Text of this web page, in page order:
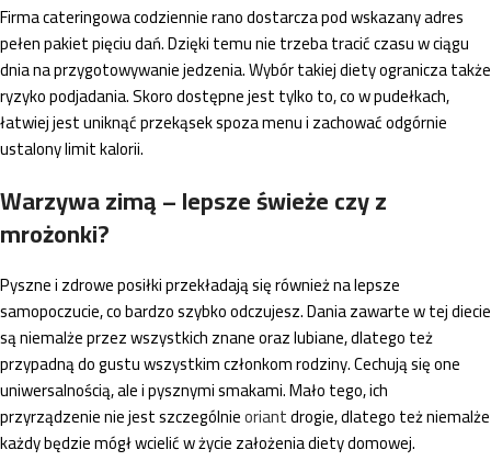
Firma cateringowa codziennie rano dostarcza pod wskazany adres
pełen pakiet pięciu dań. Dzięki temu nie trzeba tracić czasu w ciągu
dnia na przygotowywanie jedzenia. Wybór takiej diety ogranicza także
ryzyko podjadania. Skoro dostępne jest tylko to, co w pudełkach,
łatwiej jest uniknąć przekąsek spoza menu i zachować odgórnie
ustalony limit kalorii.
Warzywa zimą – lepsze świeże czy z
mrożonki?
Pyszne i zdrowe posiłki przekładają się również na lepsze
samopoczucie, co bardzo szybko odczujesz. Dania zawarte w tej diecie
są niemalże przez wszystkich znane oraz lubiane, dlatego też
przypadną do gustu wszystkim członkom rodziny. Cechują się one
uniwersalnością, ale i pysznymi smakami. Mało tego, ich
przyrządzenie nie jest szczególnieoriantdrogie, dlatego też niemalże
każdy będzie mógł wcielić w życie założenia diety domowej.